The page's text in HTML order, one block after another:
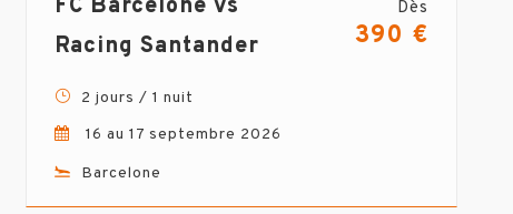
FC Barcelone vs
Racing Santander
Dès
390 €
2 jours / 1 nuit
16 au 17 septembre 2026
Barcelone